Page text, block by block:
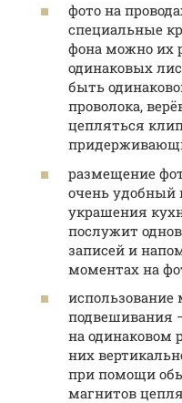
фото на
специальные
фона можно их
одинаковых
быть
проволока,
цепляться
размещение
очень удобный
украшения
послужит
записей и
моментах на
подвешивания
на одинаковом
них
при помощи
магнитов